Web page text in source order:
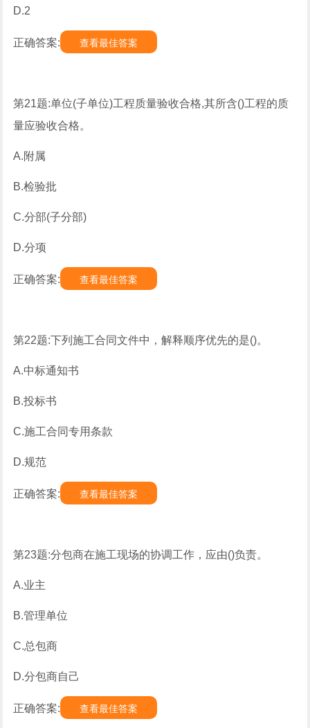
D.2
正确答案: 查看最佳答案
第21题:单位(子单位)工程质量验收合格,其所含()工程的质
量应验收合格。
A.附属
B.检验批
C.分部(子分部)
D.分项
正确答案: 查看最佳答案
第22题:下列施工合同文件中，解释顺序优先的是()。
A.中标通知书
B.投标书
C.施工合同专用条款
D.规范
正确答案: 查看最佳答案
第23题:分包商在施工现场的协调工作，应由()负责。
A.业主
B.管理单位
C.总包商
D.分包商自己
正确答案: 查看最佳答案